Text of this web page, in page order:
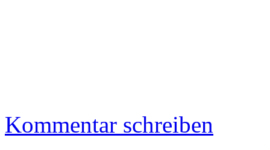
Kommentar schreiben